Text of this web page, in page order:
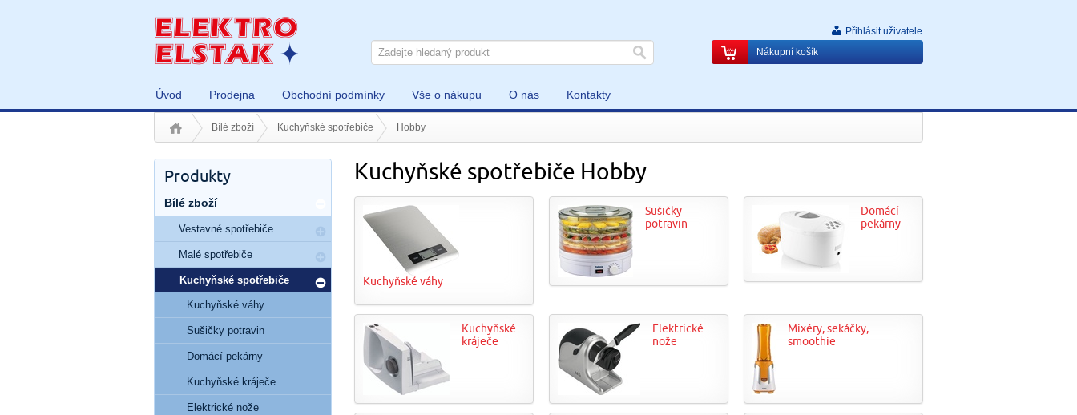
Úvod Prodejna Obchodní podmínky Vše o nákupu O nás Kontakty
Přihlásit uživatele
Nákupní košík
Bílé zboží Kuchyňské spotřebiče Hobby
Kuchyňské spotřebiče Hobby
Kuchyňské váhy
Sušičky
potravin
Domácí
pekárny
Kuchyňské
kráječe
Elektrické
nože
Mixéry, sekáčky,
smoothie
Produkty
Bílé zboží
Vestavné spotřebiče
Malé spotřebiče
Kuchyňské spotřebiče
Kuchyňské váhy
Sušičky potravin
Domácí pekárny
Kuchyňské kráječe
Elektrické nože